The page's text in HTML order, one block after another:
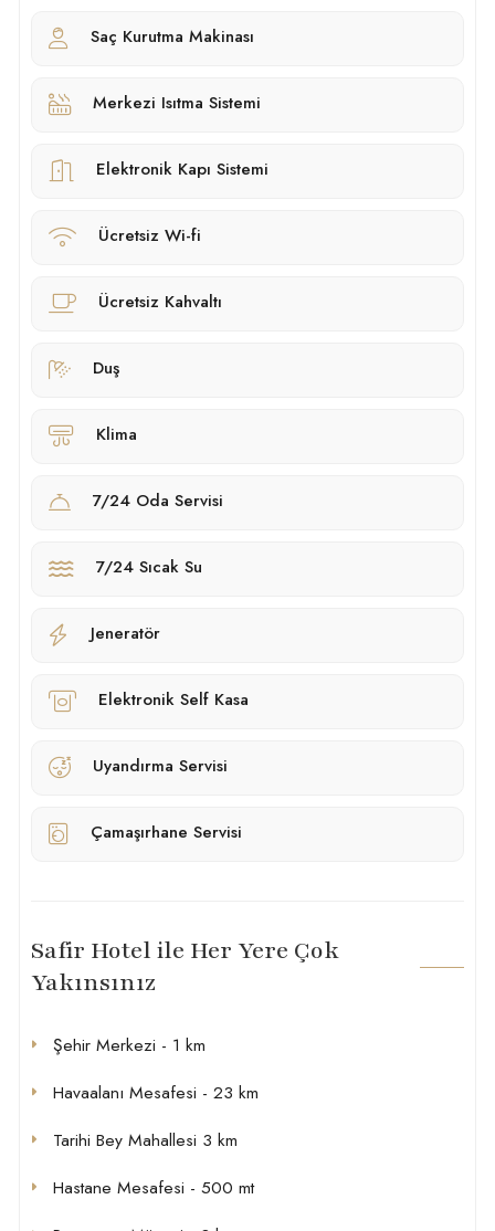
Saç Kurutma Makinası
Merkezi Isıtma Sistemi
Elektronik Kapı Sistemi
Ücretsiz Wi-fi
Ücretsiz Kahvaltı
Duş
Klima
7/24 Oda Servisi
7/24 Sıcak Su
Jeneratör
Elektronik Self Kasa
Uyandırma Servisi
Çamaşırhane Servisi
Safir Hotel ile Her Yere Çok
Yakınsınız
Şehir Merkezi - 1 km
Havaalanı Mesafesi - 23 km
Tarihi Bey Mahallesi 3 km
Hastane Mesafesi - 500 mt